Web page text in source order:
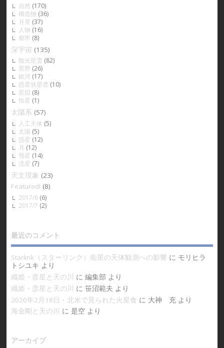
自然 (170)
構造物 (36)
月景 (37)
人物 (16)
都市 (8)
深宇宙 (135)
散光星雲 (82)
星野 (26)
銀河 (17)
惑星状星雲 (10)
星団 (8)
恒星 (1)
太陽系 (57)
人工天体 (5)
太陽 (5)
惑星 (12)
月 (12)
彗星 (14)
流星 (7)
天文現象 (23)
Featured! (8)
2017/6(6)
2017/7 (2)
最近のコメント
Starlink（スターリンク）衛星の天体観測への影響 に モリヒラ
トシユキ より
織姫・彦星と天の川
に 編集部 より
織姫・彦星と天の川
に 笹沼範夫 より
2020年2月18日・北米で見られた火星食 に 大神 充より
海金剛と天の川
に 是空より
アーカイブ